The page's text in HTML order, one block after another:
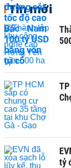
Tin mới
tỷ